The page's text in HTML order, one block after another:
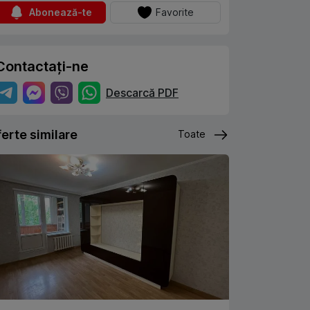
Abonează-te Favorite
ne
Descarcă PDF
similare Toate